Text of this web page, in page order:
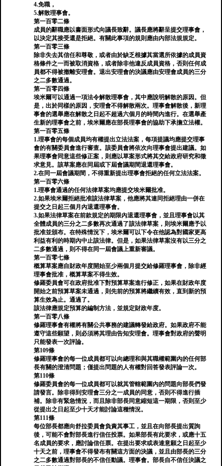
4.免職，
5.解散理事會。
第一百零二條
成員的辭職應以書面形式向議長致辭。議長應將辭呈提交理事會，
以決定其接受還是拒絕。有關此事項的規則應由內部法規規定。
第一百零三條
除非失去其信任和尊敬，或者由於缺乏根據其當選所依據的成員資
格條件之一而被取消資格，或者除非他違反成員資格，否則任何成
員都不得被撤離安理會。退出安理會的決議應由安理會成員的三分
之二多數通過。
第一百零四條
埃米爾可以通過一項法令解散理事會，其中應說明解散的原因。但
是，出於同樣的原因，安理會不得解散兩次。理事會解散後，新理
事會的選舉應在解散之日起不超過六個月的時間內進行。在選舉產
生新的理事會之前，埃米爾應在部長理事會的協助下承擔立法權。
第一百零五條
1.理事會的每個成員均有權提出立法法案，每項提議均應提交理事
會的有關委員會進行審查。該委員會將依次向理事會提出建議。如
果理事會同意這些修正案，則應以草案形式將其交給政府研究和徵
求意見。該草案應在同屆或下屆會議期間退還理事會。
2.在同一屆會議期間，不得重新提出理事會拒絕的任何立法法案。
第一百零六條
1.理事會通過的任何法律草案均應提交埃米爾批准。
2.如果埃米爾拒絕批准該法律草案，他應將其連同拒絕理由一併在
提交之日起三個月內退還理事會。
3.如果法律草案在前款規定的期限內退還理事會，並且理事會以其
全體成員的三分之二多數再次通過了該法律草案，則埃米爾應予以
批准並頒布。在特殊情況下，埃米爾可以下令在他認為對國家更高
利益有利的時期內中止該法律。但是，如果法律草案沒有以三分之
二多數通過，則不得在同一屆會議上重新審議。
第一百零七條
概算草案應自財政年度開始至少兩個月提交給修羅理事會，除非經
理事會批准，概算草案不得生效。
修羅委員會可在政府批准下對預算草案進行修正，如果在財政年度
開始之前預算草案未通過，則先前的預算將繼續有效，直到新的預
算生效為止。通過了。
該法律應規定預算的編制方法，並規定財政年度。
第一百零八條
修羅理事會有權將有關公共事務的建議轉發給政府。如果政府不能
遵守這些願望，則必須將其理由告知安理會。理事會對政府的聲明
只能發表一次評論。
第109條
修羅理事會的每一位成員都可以向總理和與其職權範圍內的任何部
長有關的澄清問題；僅提出問題的人有權對回答發表評論一次。
第110條
修羅委員會的每一位成員都可以就其管轄範圍內的問題向部長們發
請發言。除非得到安理會三分之一成員的同意，否則不得進行插
補。除非有緊急情況，而且除非部長同意縮短這一期限，否則至少
從提出之日起至少十天才能討論這種情況。
第111條
每位部長都應向舒拉委員會負責其事工，並且在向部長提出質詢
後，可能不會對部長進行信任投票。如果部長有此要求，或應十五
名成員的要求，應討論信任票。在提出要求或表達意願之日起至少
十天之前，理事會不得發布有關這方面的決議，並且由部長的三分
之二多數通過對部長的不信任動議。理事會。部長自不信任決議之